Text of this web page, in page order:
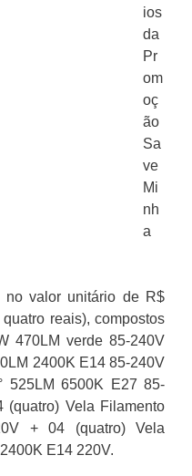
ios
da
Pr
om
oç
ão
Sa
ve
Mi
nh
a
no valor unitário de R$
reais), compostos
470LM verde 85-240V
2400K E14 85-240V
525LM 6500K E27 85-
Vela Filamento
+ 04 (quatro) Vela
E14 220V.